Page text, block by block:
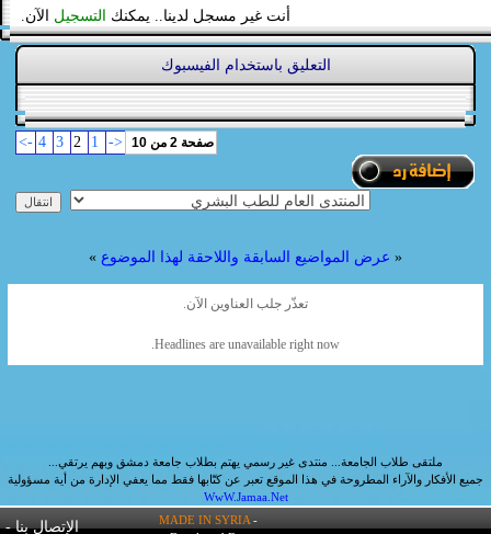
أنت غير مسجل لدينا.. يمكنك التسجيل الآن.
التعليق باستخدام الفيسبوك
صفحة 2 من 10 <-
->
« عرض المواضيع السابقة واللاحقة لهذا الموضوع »
تعذّر جلب العناوين الآن.
Headlines are unavailable right now.
ملتقى طلاب الجامعة... منتدى غير رسمي يهتم بطلاب جامعة دمشق وبهم يرتقي...
جميع الأفكار والآراء المطروحة في هذا الموقع تعبر عن كتّابها فقط مما يعفي الإدارة من أية مسؤولية
WwW.Jamaa.Net
MADE IN SYRIA-
الإتصال بنا-